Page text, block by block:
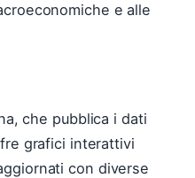
e alle
che pubblica i dati
grafici interattivi
con diverse